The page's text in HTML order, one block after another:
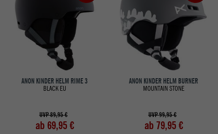
ANON KINDER HELM RIME 3
BLACK EU
UVP 89,95 €
ab 69,95 €
ANON KINDER HELM BURNER
MOUNTAIN STONE
UVP 99,95 €
ab 79,95 €